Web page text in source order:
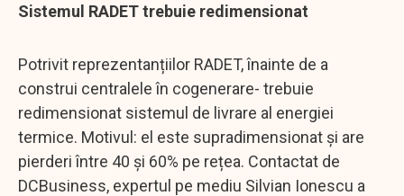
Sistemul RADET trebuie redimensionat
Potrivit reprezentanțiilor RADET, înainte de a
construi centralele în cogenerare- trebuie
redimensionat sistemul de livrare al energiei
termice. Motivul: el este supradimensionat și are
pierderi între 40 și 60% pe rețea. Contactat de
DCBusiness, expertul pe mediu Silvian Ionescu a